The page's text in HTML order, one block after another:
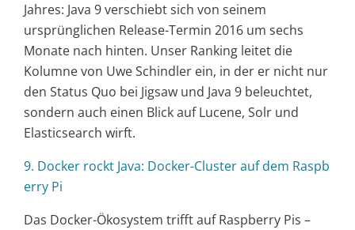
Jahres: Java 9 verschiebt sich von seinem
ursprünglichen Release-Termin 2016 um sechs
Monate nach hinten. Unser Ranking leitet die
Kolumne von Uwe Schindler ein, in der er nicht nur
den Status Quo bei Jigsaw und Java 9 beleuchtet,
sondern auch einen Blick auf Lucene, Solr und
Elasticsearch wirft.
9. Docker rockt Java: Docker-Cluster auf dem Raspb
erry Pi
Das Docker-Ökosystem trifft auf Raspberry Pis –